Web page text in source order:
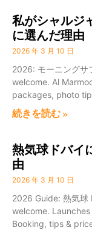
私がシャルジ
に選んだ理由
2026 年 3 月 10 日
2026: モーニングサ
welcome. Al
packages, photo
続きを読む »
熱気球ドバイ
由
2026 年 3 月 10 日
2026 Guide: 熱気
welcome.
Booking, tips &